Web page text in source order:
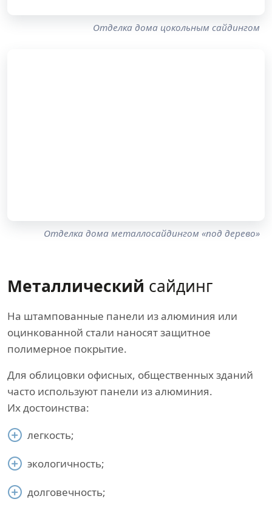
Отделка дома цокольным сайдингом
Отделка дома металлосайдингом «под дерево»
Металлический сайдинг
На штампованные панели из алюминия или
оцинкованной стали наносят защитное
полимерное покрытие.
Для облицовки офисных, общественных зданий
часто используют панели из алюминия.
Их достоинства:
легкость;
экологичность;
долговечность;